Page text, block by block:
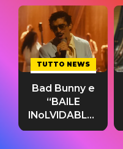
TUTTO NEWS
Bad Bunny e
“BAILE
INoLVIDABLE”:
testo,